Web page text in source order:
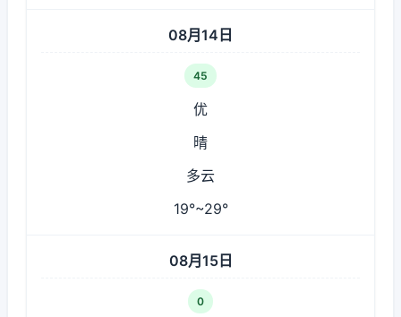
08月14日
45
优
晴
多云
19°~29°
08月15日
0